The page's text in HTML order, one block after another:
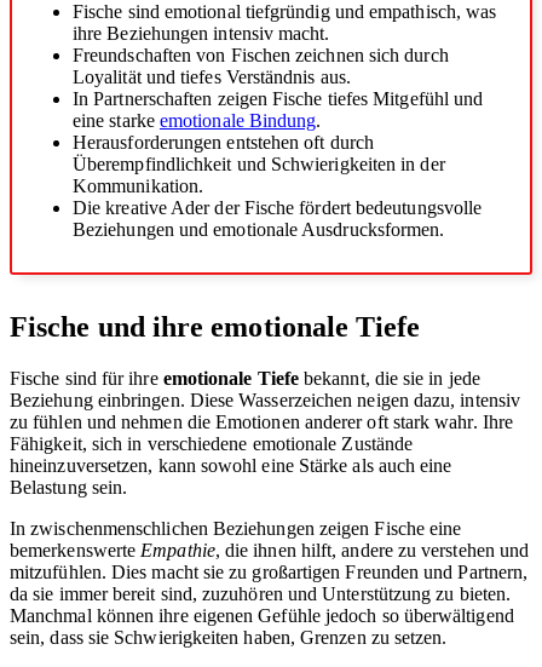
Fische sind emotional tiefgründig und empathisch, was
ihre Beziehungen intensiv macht.
Freundschaften von Fischen zeichnen sich durch
Loyalität und tiefes Verständnis aus.
In Partnerschaften zeigen Fische tiefes Mitgefühl und
eine starke emotionale Bindung.
Herausforderungen entstehen oft durch
Überempfindlichkeit und Schwierigkeiten in der
Kommunikation.
Die kreative Ader der Fische fördert bedeutungsvolle
Beziehungen und emotionale Ausdrucksformen.
Fische und ihre emotionale Tiefe
Fische sind für ihre emotionale Tiefebekannt, die sie in jede
Beziehung einbringen. Diese Wasserzeichen neigen dazu, intensiv
zu fühlen und nehmen die Emotionen anderer oft stark wahr. Ihre
Fähigkeit, sich in verschiedene emotionale Zustände
hineinzuversetzen, kann sowohl eine Stärke als auch eine
Belastung sein.
In zwischenmenschlichen Beziehungen zeigen Fische eine
bemerkenswerte Empathie, die ihnen hilft, andere zu verstehen und
mitzufühlen. Dies macht sie zu großartigen Freunden und Partnern,
da sie immer bereit sind, zuzuhören und Unterstützung zu bieten.
Manchmal können ihre eigenen Gefühle jedoch so überwältigend
sein, dass sie Schwierigkeiten haben, Grenzen zu setzen.